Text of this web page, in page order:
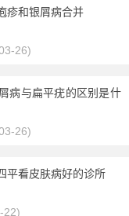
疹和银屑病合并
26)
病与扁平疣的区别是什
26)
平看皮肤病好的诊所
22)